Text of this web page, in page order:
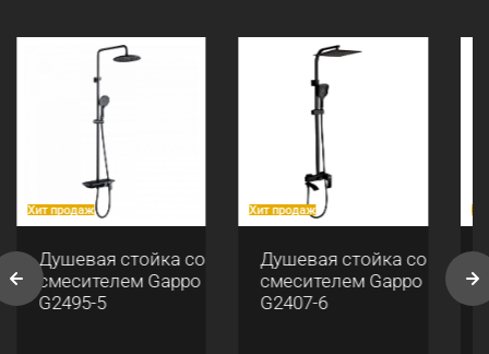
Хит продаж
Душевая стойка со
смесителем Gappo
G2495-5
Хит продаж
Душевая стойка со
смесителем Gappo
G2407-6